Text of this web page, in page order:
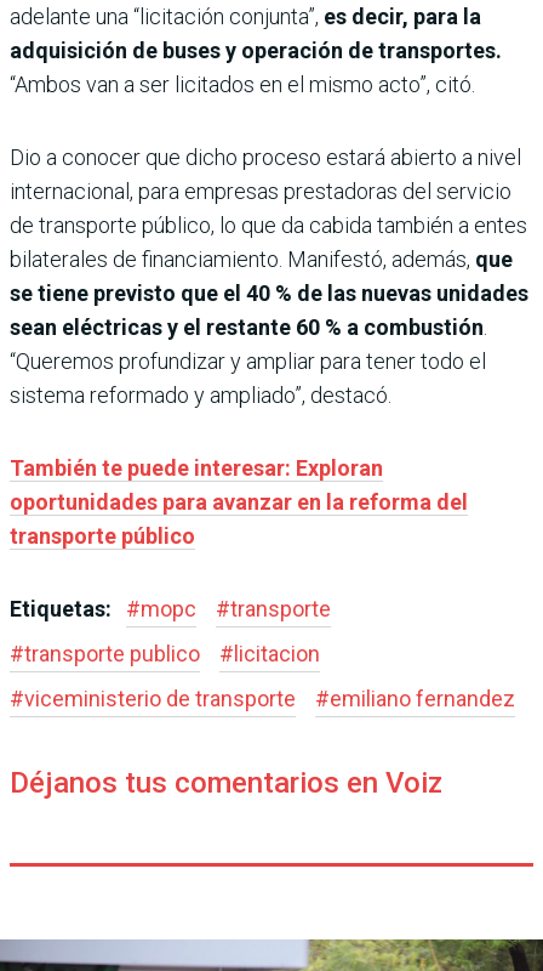
adelante una “licitación conjunta”, es decir, para la
adquisición de buses y operación de transportes.
“Ambos van a ser licitados en el mismo acto”, citó.
Dio a conocer que dicho proceso estará abierto a nivel
internacional, para empresas prestadoras del servicio
de transporte público, lo que da cabida también a entes
bilaterales de financiamiento. Manifestó, además, que
se tiene previsto que el 40 % de las nuevas unidades
sean eléctricas y el restante 60 % a combustión.
“Queremos profundizar y ampliar para tener todo el
sistema reformado y ampliado”, destacó.
También te puede interesar: Exploran
oportunidades para avanzar en la reforma del
transporte público
Etiquetas: #mopc #transporte
#transporte publico # licitacion
#viceministerio de transporte #emiliano fernandez
Déjanos tus comentarios en Voiz